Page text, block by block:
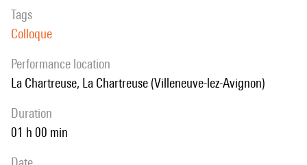
Tags
Colloque
performance location
La Chartreuse, La Chartreuse (Villeneuve-lez-Avignon)
duration
01 h 00 min